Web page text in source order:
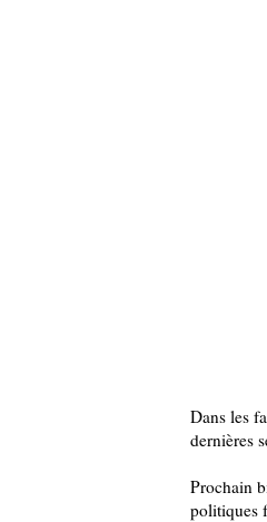
Dans les
dernières
Prochain
politiques